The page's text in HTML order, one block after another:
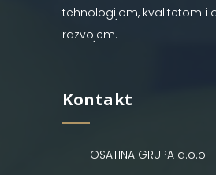
tehnologijom, kvalitetom i
razvojem.
Kontakt
OSATINA GRUPA d.o.o.